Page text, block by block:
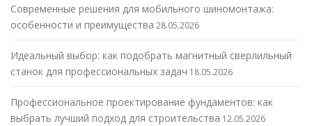
Современные решения для мобильного шиномонтажа:
особенности и преимущества 28.05.2026
Идеальный выбор: как подобрать магнитный сверлильный
станок для профессиональных задач 18.05.2026
Профессиональное проектирование фундаментов: как
выбрать лучший подход для строительства 12.05.2026